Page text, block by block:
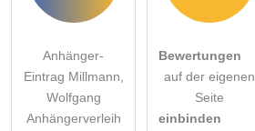
Anhänger-
Eintrag Millmann,
Wolfgang
Anhängerverleih
Bewertungen
auf der eigenen
Seite
einbinden